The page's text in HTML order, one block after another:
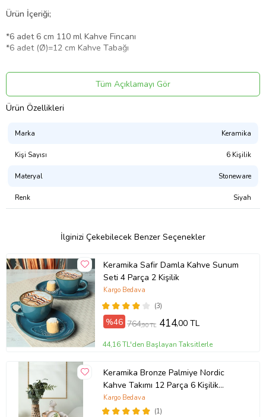
Ürün İçeriği;
*6 adet 6 cm 110 ml Kahve Fincanı
*6 adet (Ø)=12 cm Kahve Tabağı
• Malzeme: Stoneware / Earthenware
• Mikrodalga fırınlarda kullanılabilir.
• Kolay temizlenir, mikrop barındırmaz.
• Bulaşık makinesinde 50°C'de yıkanabilir.
• Türkiye'de üretilmiştir.
Ürün Kodu:kcm59429155
Tüm Açıklamayı Gör
Ürün Özellikleri
Marka Keramika
Kişi Sayısı 6 Kişilik
Materyal Stoneware
Renk Siyah
İlginizi Çekebilecek Benzer Seçenekler
Keramika Safir Damla Kahve Sunum
Seti 4 Parça 2 Kişilik
(3)
Kargo Bedava
%46 764,90 TL 414,00 TL
44,16 TL'den Başlayan Taksitlerle
Keramika Bronze Palmiye Nordic
Kahve Takımı 12 Parça 6 Kişilik
22902-03 (Çok Renkli)
(1)
Kargo Bedava